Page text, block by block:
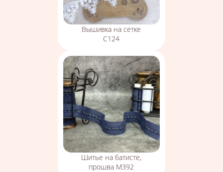
Вышивка на сетке
С124
Шитье на батисте,
прошва М392